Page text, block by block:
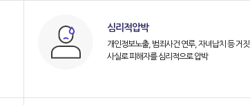
심리적압박
개인정보노출, 범죄사건 연루, 자녀납치 등 거짓
사실로 피해자를 심리적으로 압박